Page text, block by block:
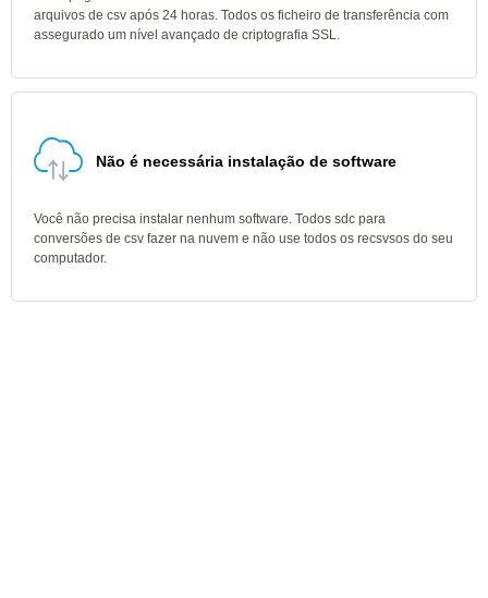
arquivos de csv após 24 horas. Todos os ficheiro de transferência com
assegurado um nível avançado de criptografia SSL.
Não é necessária instalação de software
Você não precisa instalar nenhum software. Todos sdc para
conversões de csv fazer na nuvem e não use todos os recsvsos do seu
computador.